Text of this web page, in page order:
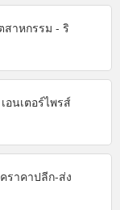
าหกรรม - ริ
นเตอร์ไพรส์
ราคาปลีก-ส่ง